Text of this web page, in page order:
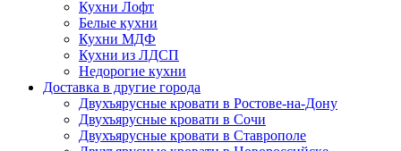
Кухни Лофт
Белые кухни
Кухни МДФ
Кухни из ЛДСП
Недорогие кухни
Доставка в другие города
Двухъярусные кровати в Ростове-на-Дону
Двухъярусные кровати в Сочи
Двухъярусные кровати в Ставрополе